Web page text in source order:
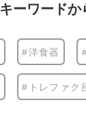
キーワードか
#洋食器
#トレファク